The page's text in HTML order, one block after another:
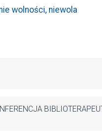
wolności, niewola